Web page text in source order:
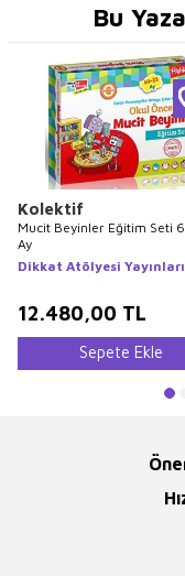
Bu
Kolektif
Mucit Beyinler Eğitim Seti
Ay
Dikkat Atölyesi Yayınları
12.480,00 TL
Sepete Ekle